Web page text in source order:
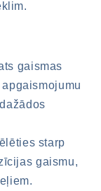
gaismas
starp
gaismu,